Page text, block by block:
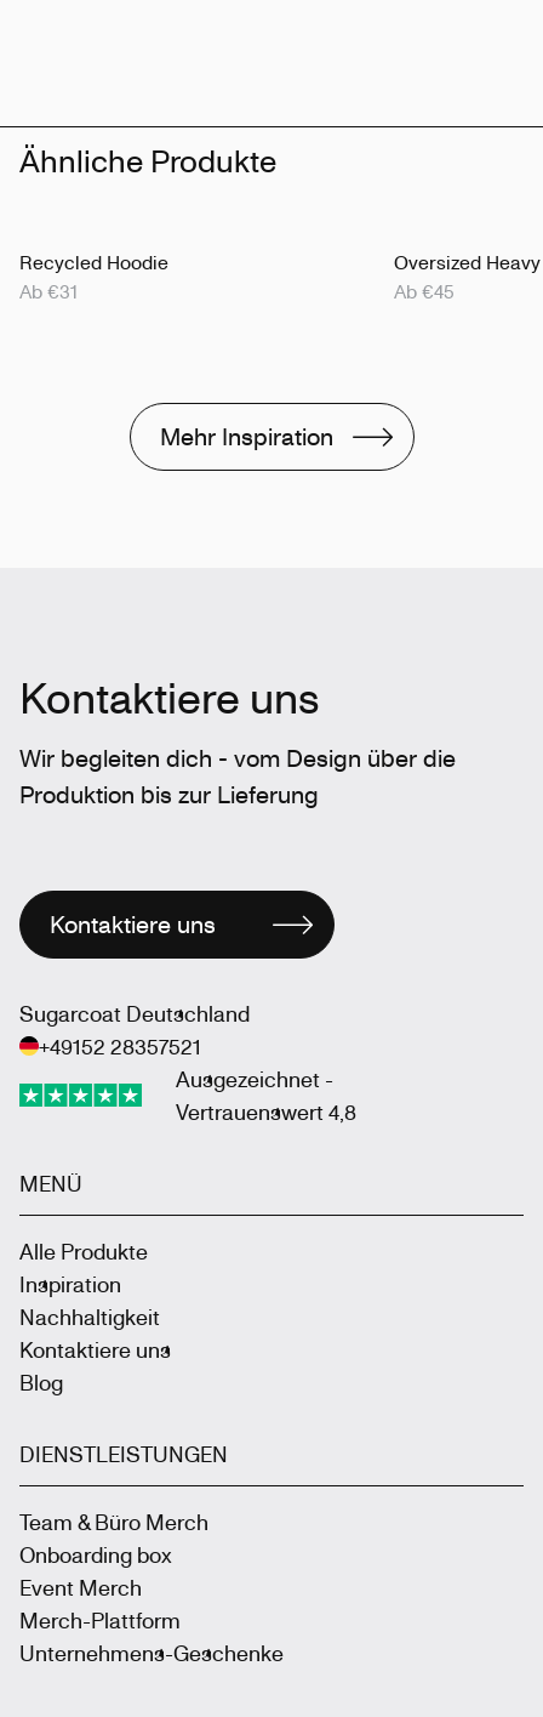
Ähnliche Produkte
Recycled Hoodie
Ab €31
Oversized
Ab €45
Mehr Inspiration
Kontaktiere uns
Wir begleiten dich - vom Design über die
Produktion bis zur Lieferung
Kontaktiere uns
Sugarcoat Deutschland
+49152 28357521
Ausgezeichnet -
Vertrauenswert 4,8
MENÜ
Alle Produkte
Inspiration
Nachhaltigkeit
Kontaktiere uns
Blog
DIENSTLEISTUNGEN
Team & Büro Merch
Onboarding box
Event Merch
Merch-Plattform
Unternehmens-Geschenke